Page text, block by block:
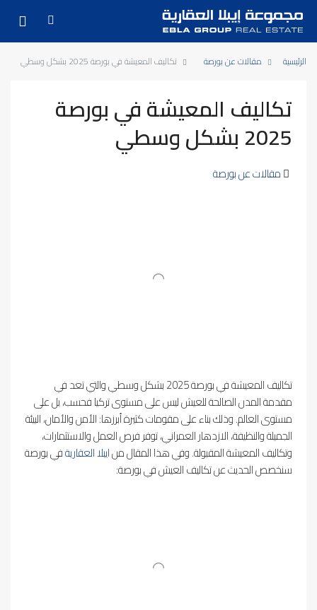
الرئيسية مقالات عن بورصة تكاليف المعيشة في بورصة 2025 بشكل وسطي
تكاليف المعيشة في بورصة
2025 بشكل وسطي
مقالات عن بورصة
تكاليف المعيشة في بورصة 2025 بشكل وسطي والتي تعد في
مقدمة المدن الصالحة للعيش ليس على مستوى تركيا فحسب، بل على
مستوى العالم. وذلك بناء على مقومات كثيرة أبرزها: الأمن والأمان، البيئة
الجميلة والنظيفة، الازدهار العمراني، توفر فرص العمل والاستثمارات،
وتكاليف المعيشة المقبولة. وفي هذا المقال منايبلا العقاريةفي بورصة
سنخصص الحديث عن تكاليف العيش في بورصة: